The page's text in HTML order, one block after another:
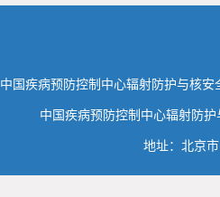
中国疾病预防控制中心辐射防护与核
中国疾病预防控制中心辐射防
地址：北京